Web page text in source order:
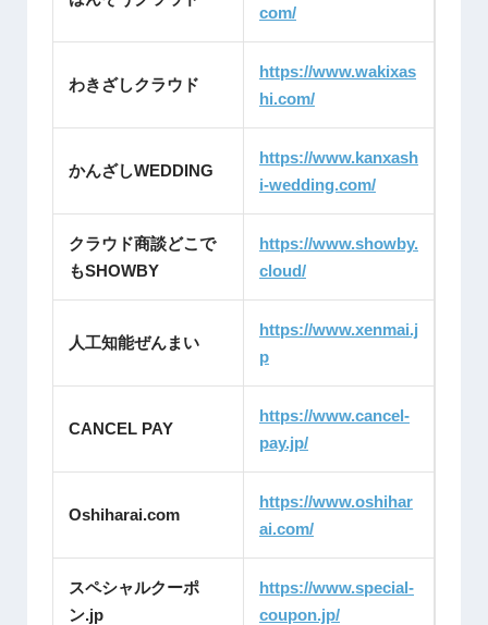
com/
わきざしクラウド
https://www.wakixas
hi.com/
かんざしWEDDING
https://www.kanxash
i-wedding.com/
クラウド商談どこで
もSHOWBY
https://www.showby.
cloud/
人工知能ぜんまい
https://www.xenmai.j
p
CANCEL PAY
https://www.cancel-
pay.jp/
Oshiharai.com
https://www.oshihar
ai.com/
スペシャルクーポ
ン.jp
https://www.special-
coupon.jp/